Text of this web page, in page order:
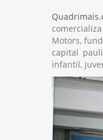
Motors,
capital
infantil,